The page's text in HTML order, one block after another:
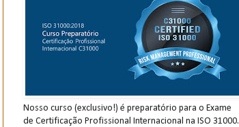
Nosso curso (exclusivo!) é preparatório para o Exame
de Certificação Profissional Internacional na ISO 31000.